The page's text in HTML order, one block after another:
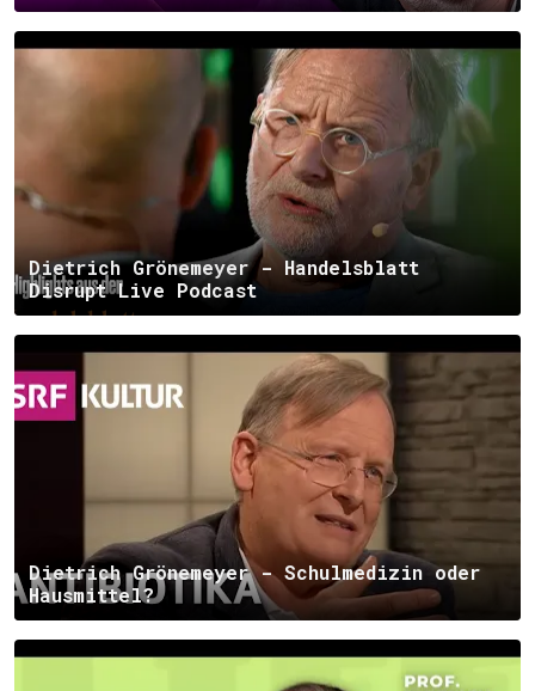
Dietrich Grönemeyer - Handelsblatt
Disrupt Live Podcast
Dietrich Grönemeyer - Schulmedizin oder
Hausmittel?